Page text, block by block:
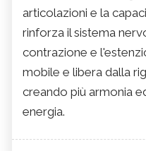
articolazioni e la
rinforza il sistema
contrazione e
mobile e libera dalla
creando più armonia
energia.